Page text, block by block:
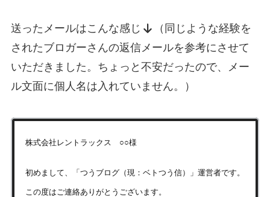
送ったメールはこんな感じ
（同じような経験を
されたブロガーさんの返信メールを参考にさせて
いただきました。ちょっと不安だったので、メー
ル文面に個人名は入れていません。）
株式会社レントラックス ○○様
初めまして、「つうブログ（現：ベトつう信）」運営者です。
この度はご連絡ありがとうございます。